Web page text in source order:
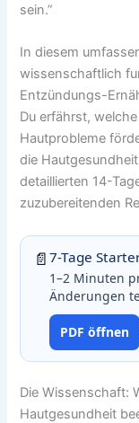
sein.”
In diesem
wissenschaftlich
Entzündungs-
Du erfährst,
Hautprobleme
die
detaillierten 14-
zuzubereitenden
📄7-Tage
1–2 Minuten
Änderungen
PDF öffnen
Die Wissenschaft:
Hautgesundheit